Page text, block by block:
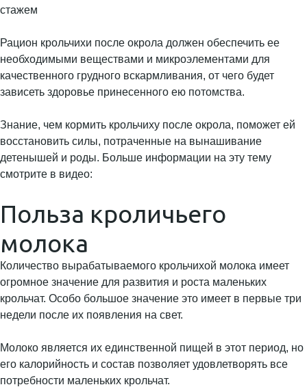
стажем
Рацион крольчихи после окрола должен обеспечить ее
необходимыми веществами и микроэлементами для
качественного грудного вскармливания, от чего будет
зависеть здоровье принесенного ею потомства.
Знание, чем кормить крольчиху после окрола, поможет ей
восстановить силы, потраченные на вынашивание
детенышей и роды. Больше информации на эту тему
смотрите в видео:
Польза кроличьего
молока
Количество вырабатываемого крольчихой молока имеет
огромное значение для развития и роста маленьких
крольчат. Особо большое значение это имеет в первые три
недели после их появления на свет.
Молоко является их единственной пищей в этот период, но
его калорийность и состав позволяет удовлетворять все
потребности маленьких крольчат.